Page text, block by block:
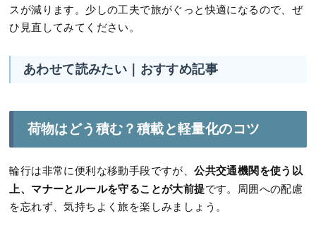
スが減ります。少しの工夫で旅がぐっと快適になるので、ぜ
ひ見直してみてください。
あわせて読みたい｜おすすめ記事
荷物はどう積む？積載と軽量化のコツ
輪行は非常に便利な移動手段ですが、公共交通機関を使う以
上、マナーとルールを守ることが大前提です。周囲への配慮
を忘れず、気持ちよく旅を楽しみましょう。